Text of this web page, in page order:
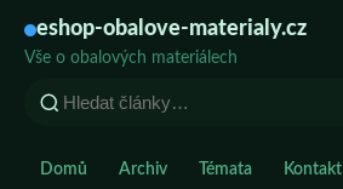
eshop-obalove-materialy.cz
Vše o obalových materiálech
Domů Archiv Témata Kontakt